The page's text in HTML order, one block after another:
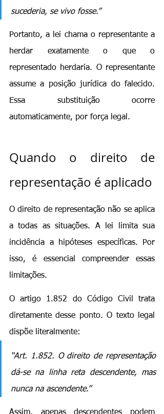
sucederia, se vivo fosse.”
Portanto, a lei chama o representante a
herdar exatamente o que o
representado herdaria. O representante
assume a posição jurídica do falecido.
Essa substituição ocorre
automaticamente, por força legal.
Quando o direito de
representação é aplicado
O direito de representação não se aplica
a todas as situações. A lei limita sua
incidência a hipóteses específicas. Por
isso, é essencial compreender essas
limitações.
O artigo 1.852 do Código Civil trata
diretamente desse ponto. O texto legal
dispõe literalmente:
“Art. 1.852. O direito de representação
dá-se na linha reta descendente, mas
nunca na ascendente.”